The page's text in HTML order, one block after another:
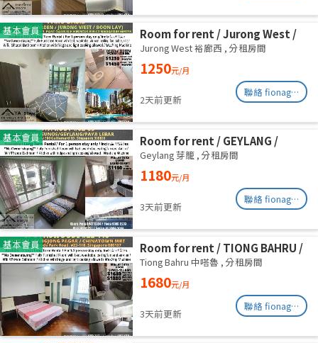
基本會員
Room for rent / Jurong West /
Common room / 1pax stay /
Available Oct 2
Jurong West 裕廊西 , 分租房間
1250元/月
2天前更新
聯絡 fionag@transinex.com.sg
基本會員
Room for rent / GEYLANG /
Common room / 1pax stay /
Available Immediately
Geylang 芽籠 , 分租房間
1180元/月
3天前更新
聯絡 fionag@transinex.com.sg
基本會員
Room for rent / TIONG BAHRU /
Master room / 1pax stay /
Available 17 August
Tiong Bahru 中嗒魯 , 分租房間
1680元/月
3天前更新
聯絡 fionag@transinex.com.sg